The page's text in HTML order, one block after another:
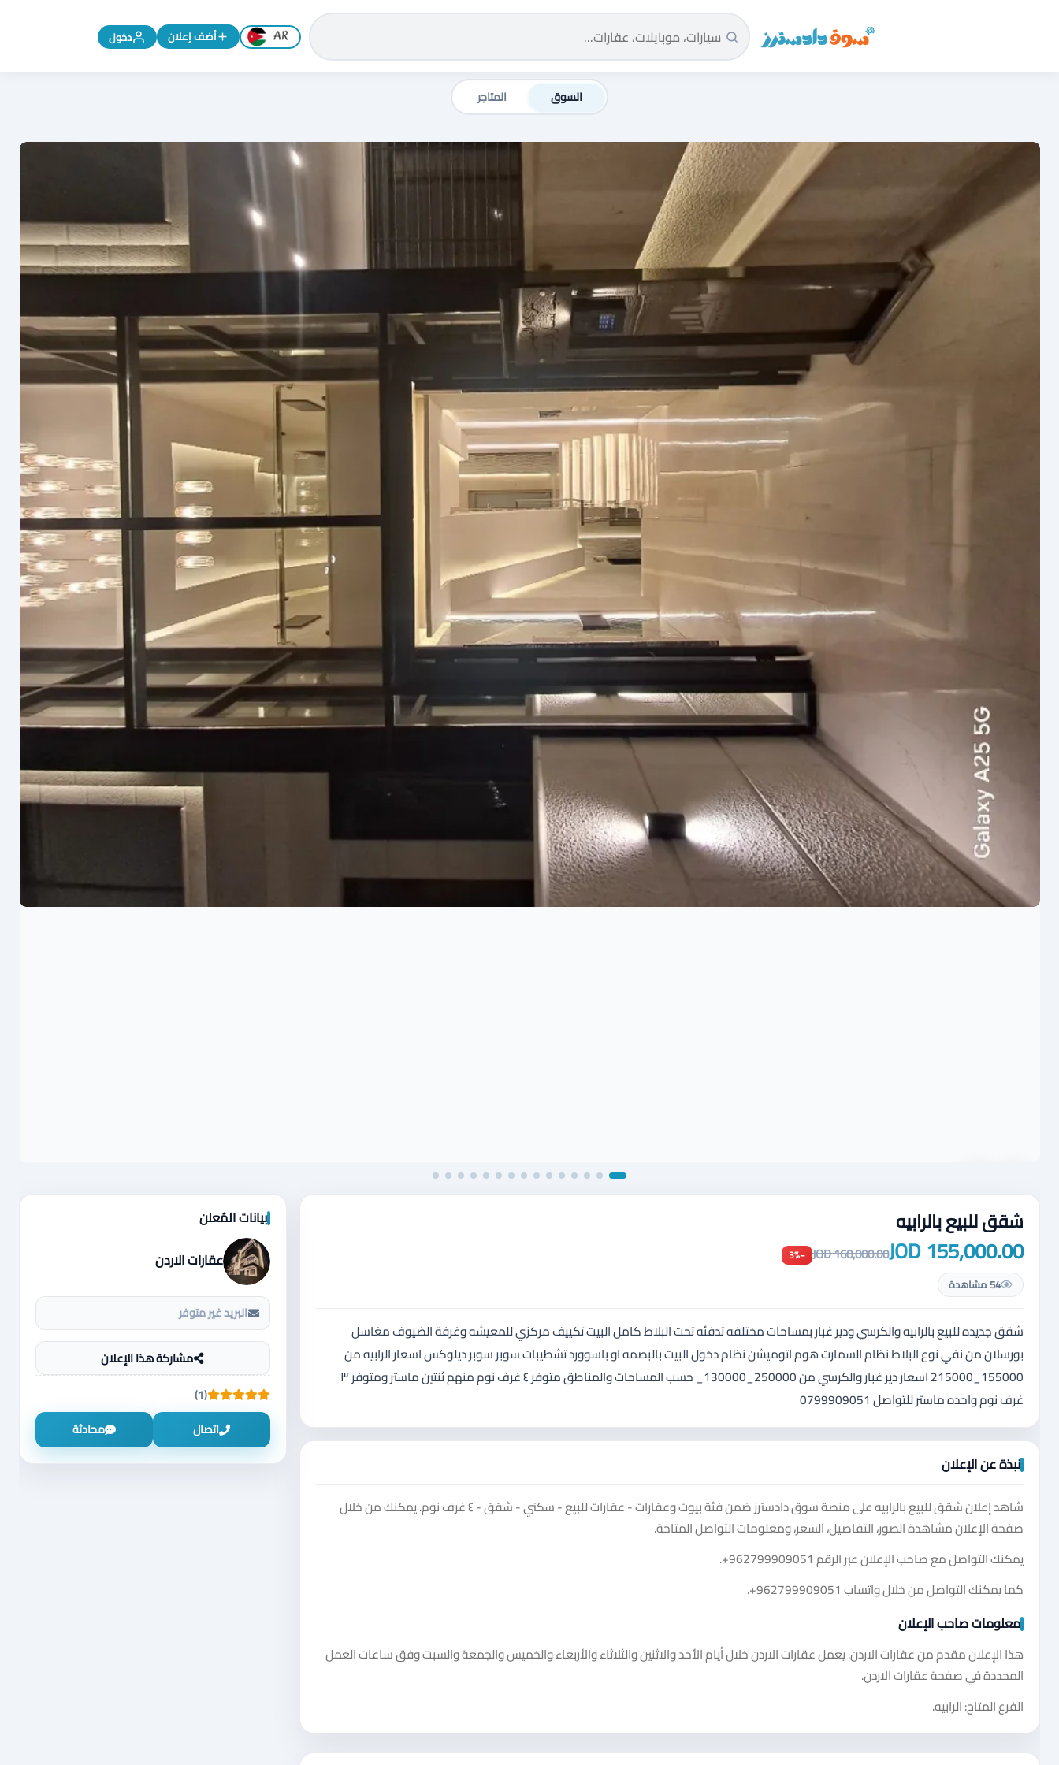
سوق دادسترز الرئيسية تغيير اللغة إلى الإنجليزية
أضف إعلان دخول
السوق المتاجر
شقق للبيع بالرابيه
155,000.00 JOD
160,000.00 JOD
−3%
54 مشاهدة
شقق جديده للبيع بالرابيه والكرسي ودير غبار بمساحات مختلفه تدفئه تحت البلاط كامل البيت تكييف مركزي للمعيشه وغرفة الضيوف مغاسل
بورسلان من نفي نوع البلاط نظام السمارت هوم اتوميشن نظام دخول البيت بالبصمه او باسوورد تشطيبات سوبر سوبر ديلوكس اسعار الرابيه من
155000_215000 اسعار دير غبار والكرسي من 250000_130000_ حسب المساحات والمناطق متوفر ٤ غرف نوم منهم ثنتين ماستر ومتوفر ٣
غرف نوم واحده ماستر للتواصل 0799909051
نبذة عن الإعلان
شاهد إعلان شقق للبيع بالرابيه على منصة سوق دادسترز ضمن فئة بيوت وعقارات - عقارات للبيع - سكني - شقق - ٤ غرف نوم. يمكنك من خلال
صفحة الإعلان مشاهدة الصور، التفاصيل، السعر، ومعلومات التواصل المتاحة.
يمكنك التواصل مع صاحب الإعلان عبر الرقم +962799909051
.
كما يمكنك التواصل من خلال واتساب +962799909051
.
معلومات صاحب الإعلان
هذا الإعلان مقدم من عقارات الاردن. يعمل عقارات الاردن خلال أيام الأحد والاثنين والثلاثاء والأربعاء والخميس والجمعة والسبت وفق ساعات العمل
المحددة في صفحة عقارات الاردن.
الفرع المتاح: الرابيه.
بيانات المُعلن
عقارات الاردن
البريد غير متوفر
مشاركة هذا الإعلان
(1)
اتصال
محادثة